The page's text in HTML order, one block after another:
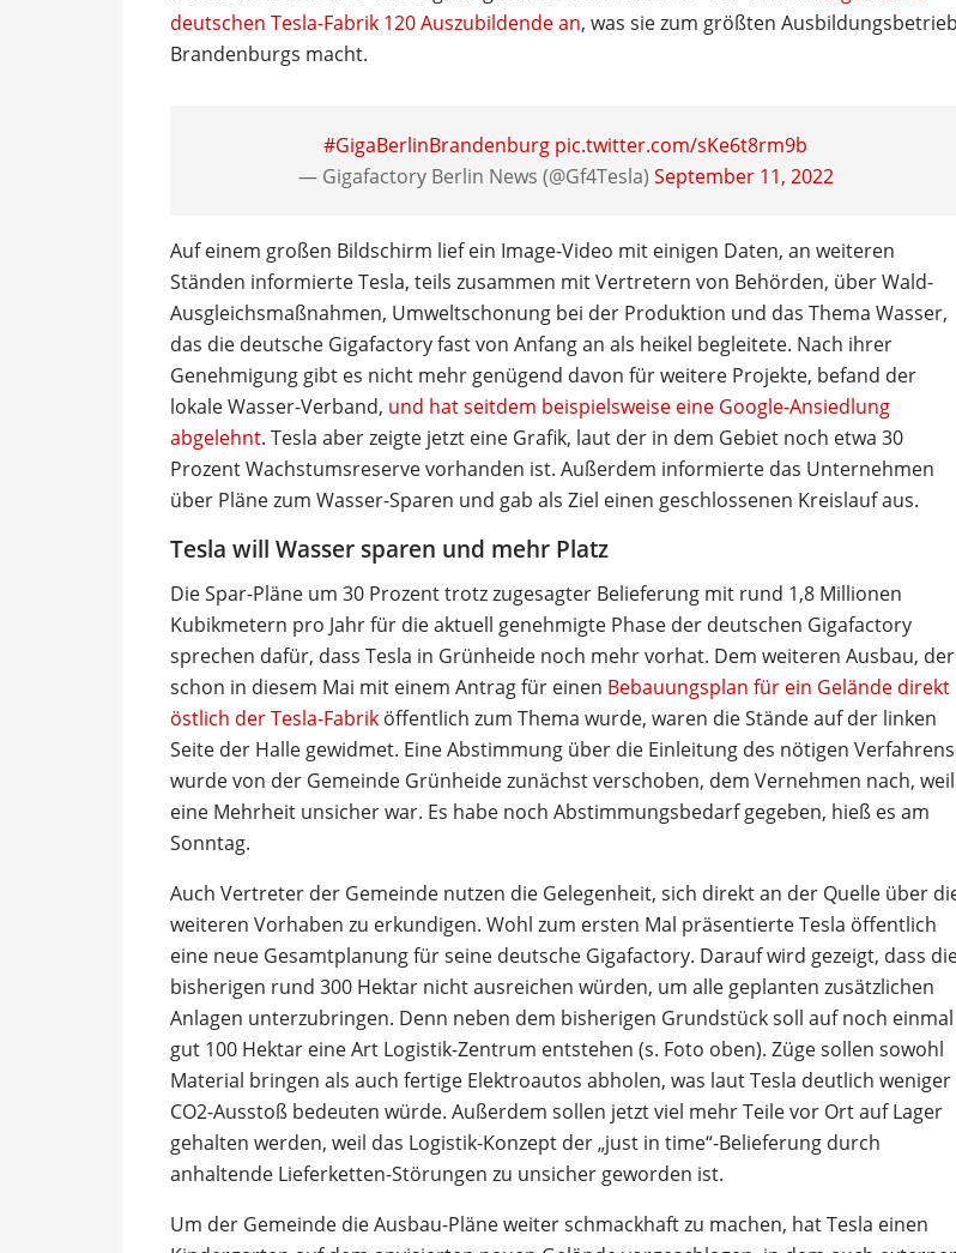
deutschen Tesla-Fabrik 120 Auszubildende an, was sie zum größten Ausbildungsbetrieb
Brandenburgs macht.
#GigaBerlinBrandenburg pic.twitter.com/sKe6t8rm9b
— Gigafactory Berlin News (@Gf4Tesla) September 11, 2022
Auf einem großen Bildschirm lief ein Image-Video mit einigen Daten, an weiteren
Ständen informierte Tesla, teils zusammen mit Vertretern von Behörden, über Wald-
Ausgleichsmaßnahmen, Umweltschonung bei der Produktion und das Thema Wasser,
das die deutsche Gigafactory fast von Anfang an als heikel begleitete. Nach ihrer
Genehmigung gibt es nicht mehr genügend davon für weitere Projekte, befand der
lokale Wasser-Verband, und hat seitdem beispielsweise eine Google-Ansiedlung
abgelehnt. Tesla aber zeigte jetzt eine Grafik, laut der in dem Gebiet noch etwa 30
Prozent Wachstumsreserve vorhanden ist. Außerdem informierte das Unternehmen
über Pläne zum Wasser-Sparen und gab als Ziel einen geschlossenen Kreislauf aus.
Tesla will Wasser sparen und mehr Platz
Die Spar-Pläne um 30 Prozent trotz zugesagter Belieferung mit rund 1,8 Millionen
Kubikmetern pro Jahr für die aktuell genehmigte Phase der deutschen Gigafactory
sprechen dafür, dass Tesla in Grünheide noch mehr vorhat. Dem weiteren Ausbau, der
schon in diesem Mai mit einem Antrag für einen Bebauungsplan für ein Gelände direkt
östlich der Tesla-Fabrik öffentlich zum Thema wurde, waren die Stände auf der linken
Seite der Halle gewidmet. Eine Abstimmung über die Einleitung des nötigen Verfahrens
wurde von der Gemeinde Grünheide zunächst verschoben, dem Vernehmen nach, weil
eine Mehrheit unsicher war. Es habe noch Abstimmungsbedarf gegeben, hieß es am
Sonntag.
Auch Vertreter der Gemeinde nutzen die Gelegenheit, sich direkt an der Quelle über
weiteren Vorhaben zu erkundigen. Wohl zum ersten Mal präsentierte Tesla öffentlich
eine neue Gesamtplanung für seine deutsche Gigafactory. Darauf wird gezeigt, dass
bisherigen rund 300 Hektar nicht ausreichen würden, um alle geplanten zusätzlichen
Anlagen unterzubringen. Denn neben dem bisherigen Grundstück soll auf noch einmal
gut 100 Hektar eine Art Logistik-Zentrum entstehen (s. Foto oben). Züge sollen sowohl
Material bringen als auch fertige Elektroautos abholen, was laut Tesla deutlich weniger
CO2-Ausstoß bedeuten würde. Außerdem sollen jetzt viel mehr Teile vor Ort auf Lager
gehalten werden, weil das Logistik-Konzept der „just in time“-Belieferung durch
anhaltende Lieferketten-Störungen zu unsicher geworden ist.
Um der Gemeinde die Ausbau-Pläne weiter schmackhaft zu machen, hat Tesla einen